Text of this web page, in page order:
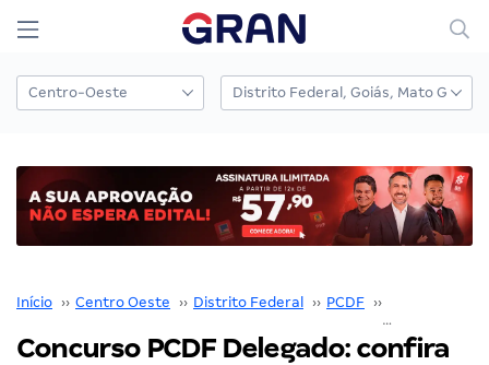
Início ›› Centro Oeste ›› Distrito Federal ›› PCDF ››
Concurso PCDF Delegado: confira